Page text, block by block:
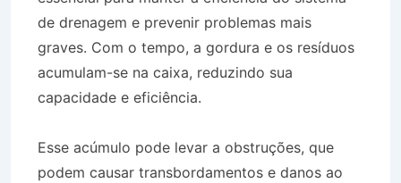
de drenagem e prevenir problemas mais
graves. Com o tempo, a gordura e os resíduos
acumulam-se na caixa, reduzindo sua
capacidade e eficiência.
Esse acúmulo pode levar a obstruções, que
podem causar transbordamentos e danos ao